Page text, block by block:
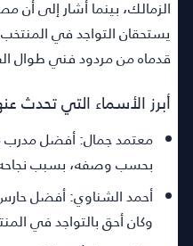
الزمالك، بينما أشار إلى
يستحقان التواجد في
قدماه من مردود فني طوال
أبرز الأسماء التي تحدث
معتمد جمال:أفضل مدرب
بحسب وصفه، بسبب
أحمد الشناوي:أفضل حارس
وكان أحق بالتواجد في